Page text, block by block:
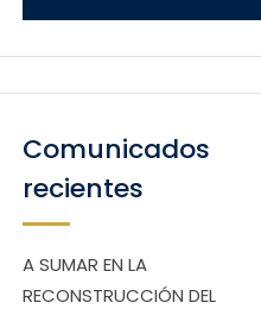
Comunicados
recientes
A SUMAR EN LA
RECONSTRUCCIÓN DEL